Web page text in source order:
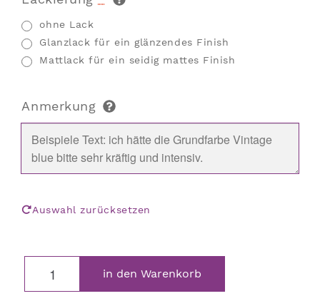
ohne Lack
Glanzlack für ein glänzendes Finish
Mattlack für ein seidig mattes Finish
Anmerkung
Auswahl zurücksetzen
in den Warenkorb